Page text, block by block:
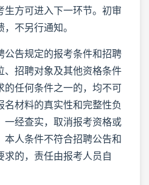
生方可进入下一环节。初审
不另行通知。
公告规定的报考条件和招聘
、招聘对象及其他资格条件
的任何条件之一的，均不可
名材料的真实性和完整性负
一经查实，取消报考资格或
本人条件不符合招聘公告和
求的，责任由报考人员自